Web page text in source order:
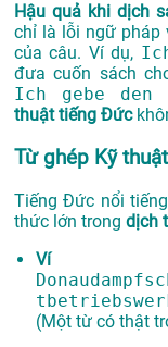
Hậu quả khi dịch
chỉ là lỗi ngữ pháp
của câu. Ví dụ,
đưa cuốn sách
Ich gebe den
thuật tiếng Đức
Từ ghép Kỹ
Tiếng Đức nổi
thức lớn trong dịch
(Một từ có thật